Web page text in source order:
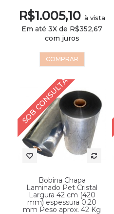
R$1.005,10 à vista
Em até 3X de R$352,67
com juros
COMPRAR
SOB CONSULTA
Bobina Chapa
Laminado Pet Cristal
Largura 42 cm (420
mm) espessura 0,20
mm Peso aprox. 42 Kg